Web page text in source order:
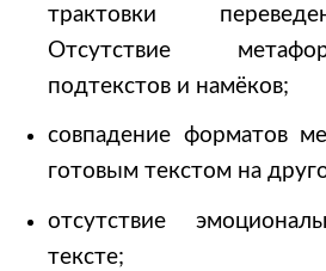
трактовки
Отсутствие
подтекстов и намёков;
совпадение форматов
готовым текстом на
отсутствие
тексте;